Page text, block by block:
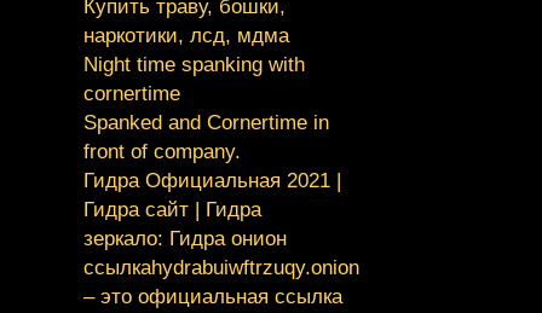
Купить траву, бошки,
наркотики, лсд, мдма
Night time spanking with
cornertime
Spanked and Cornertime in
front of company.
Гидра Официальная 2021 |
Гидра сайт | Гидра
зеркало: Гидра онион
ссылкаhydrabuiwftrzuqy.onion
– это официальная ссылка